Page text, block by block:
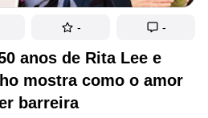
anos de Rita Lee e
mostra como o amor
barreira
- -